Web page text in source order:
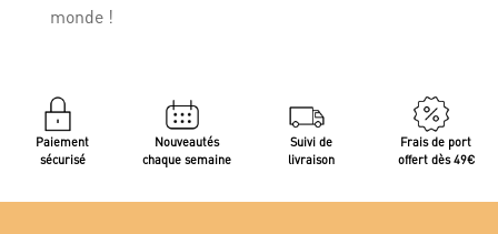
monde !
Paiement
sécurisé
Nouveautés
chaque semaine
Suivi de
livraison
Frais de port
offert dès 49€